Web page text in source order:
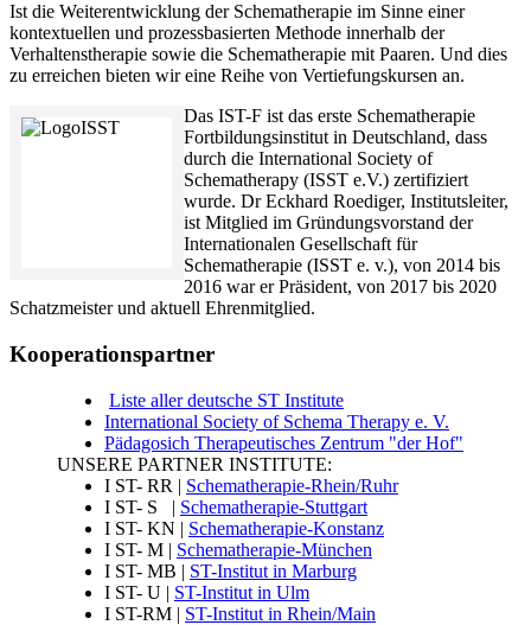
Ist die Weiterentwicklung der Schematherapie im Sinne einer
kontextuellen und prozessbasierten Methode innerhalb der
Verhaltenstherapie sowie die Schematherapie mit Paaren. Und dies
zu erreichen bieten wir eine Reihe von Vertiefungskursen an.
Das IST-F ist das erste Schematherapie
Fortbildungsinstitut in Deutschland, dass
durch die International Society of
Schematherapy (ISST e.V.) zertifiziert
wurde. Dr Eckhard Roediger, Institutsleiter,
ist Mitglied im Gründungsvorstand der
Internationalen Gesellschaft für
Schematherapie (ISST e. v.), von 2014 bis
2016 war er Präsident, von 2017 bis 2020
Schatzmeister und aktuell Ehrenmitglied.
Kooperationspartner
Liste aller deutsche ST Institute
International Society of Schema Therapy e. V.
Pädagosich Therapeutisches Zentrum "der Hof"
UNSERE PARTNER INSTITUTE:
I ST- RR | Schematherapie-Rhein/Ruhr
I ST- S | Schematherapie-Stuttgart
I ST- KN | Schematherapie-Konstanz
I ST- M | Schematherapie-München
I ST- MB | ST-Institut in Marburg
I ST- U | ST-Institut in Ulm
I ST-RM | ST-Institut in Rhein/Main